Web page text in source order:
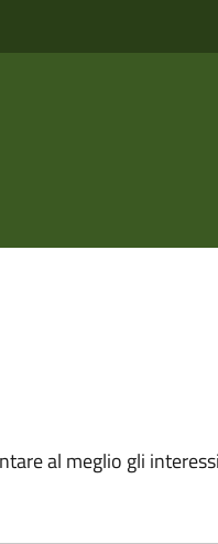
al meglio gli